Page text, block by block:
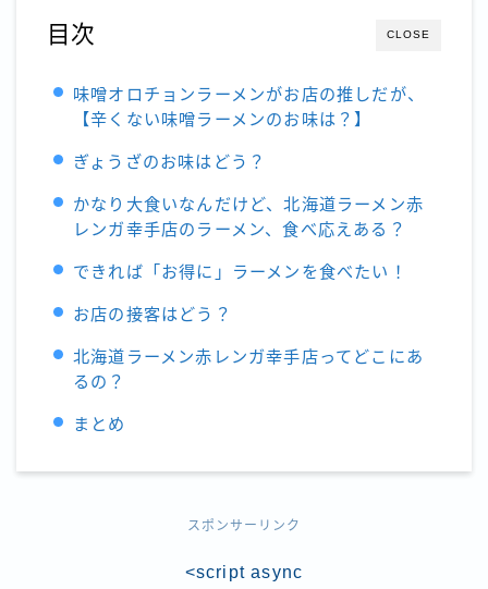
CLOSE
目次
味噌オロチョンラーメンがお店の推しだが、
【辛くない味噌ラーメンのお味は？】
ぎょうざのお味はどう？
かなり大食いなんだけど、北海道ラーメン赤
レンガ幸手店のラーメン、食べ応えある？
できれば「お得に」ラーメンを食べたい！
お店の接客はどう？
北海道ラーメン赤レンガ幸手店ってどこにあ
るの？
まとめ
スポンサーリンク
<script async